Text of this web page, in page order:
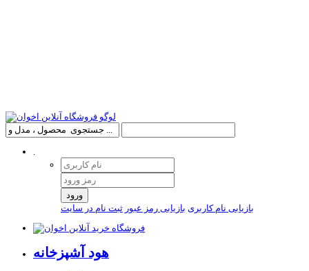
.
ورود
بازیابی نام کاربری بازیابی رمز عبور ثبت نام در سایت
هود آشپزخانه